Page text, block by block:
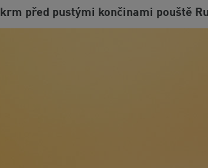
před pustými končinami pouště